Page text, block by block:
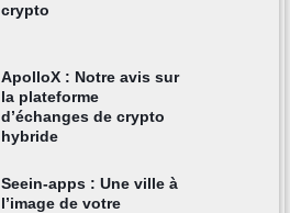
crypto
ApolloX : Notre avis sur
la plateforme
d’échanges de crypto
hybride
Seein-apps : Une ville à
l’image de votre